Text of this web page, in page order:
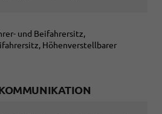
und Beifahrersitz,
Höhenverstellbarer